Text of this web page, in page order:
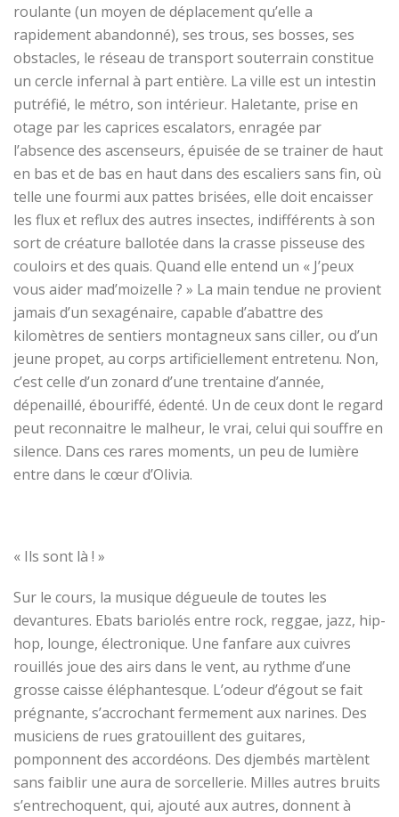
roulante (un moyen de déplacement qu’elle a
rapidement abandonné), ses trous, ses bosses, ses
obstacles, le réseau de transport souterrain constitue
un cercle infernal à part entière. La ville est un intestin
putréfié, le métro, son intérieur. Haletante, prise en
otage par les caprices escalators, enragée par
l’absence des ascenseurs, épuisée de se trainerde haut
en bas etde bas en hautdans des escaliers sans fin, où
telle une fourmi aux pattes brisées, elle doit encaisser
les flux et reflux des autres insectes, indifférents à son
sort de créature ballotée dans la crasse pisseuse des
couloirs et des quais. Quand elle entend un « J’peux
vous aider mad’moizelle ? » La main tendue ne provient
jamais d’un sexagénaire, capable d’abattre des
kilomètres de sentiers montagneux sans ciller, ou d’un
jeune propet, au corps artificiellement entretenu. Non,
c’est celle d’un zonard d’une trentaine d’année,
dépenaillé, ébouriffé, édenté. Un de ceux dont le regard
peut reconnaitre le malheur, le vrai, celui qui souffre en
silence. Dans ces rares moments, un peu de lumière
entre dans le cœur d’Olivia.
« Ils sont là ! »
Sur le cours, la musique dégueule de toutes les
devantures. Ebats bariolés entre rock, reggae, jazz, hip-
hop, lounge, électronique. Une fanfare aux cuivres
rouillés joue des airs dans le vent, au rythme d’une
grosse caisse éléphantesque. L’odeur d’égout se fait
prégnante, s’accrochant fermement aux narines. Des
musiciens de rues gratouillent des guitares,
pomponnent des accordéons. Des djembés martèlent
sans faiblir une aura de sorcellerie. Milles autres bruits
s’entrechoquent, qui, ajouté aux autres, donnent à